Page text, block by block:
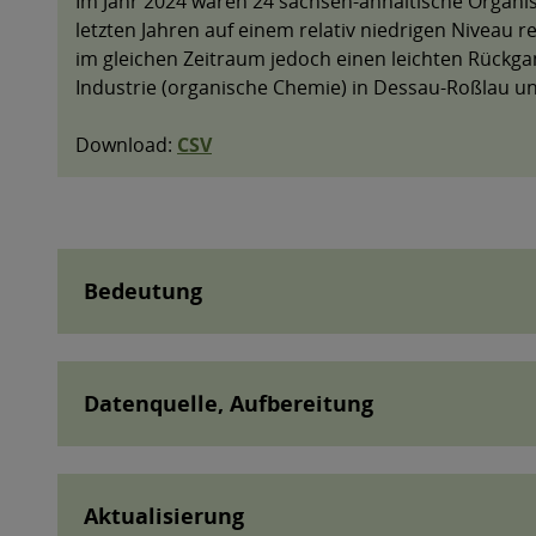
Bedeutung
Datenquelle, Aufbereitung
Aktualisierung